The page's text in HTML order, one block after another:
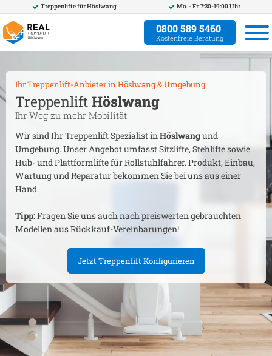
Treppenlifte fürHöslwang Mo. - Fr. 7:30-19:00 Uhr
0800 589 5460
Kostenfreie Beratung
Ihr Treppenlift-Anbieter in Höslwang& Umgebung
Treppenlift Höslwang
Ihr Weg zu mehr Mobilität
Wir sind Ihr Treppenlift Spezialist inHöslwangund
Umgebung. Unser Angebot umfasst Sitzlifte, Stehlifte sowie
Hub- und Plattformlifte für Rollstuhlfahrer. Produkt, Einbau,
Wartung und Reparatur bekommen Sie bei uns aus einer
Hand.
Tipp:Fragen Sie uns auch nach preiswerten gebrauchten
Modellen aus Rückkauf-Vereinbarungen!
Jetzt Treppenlift Konfigurieren